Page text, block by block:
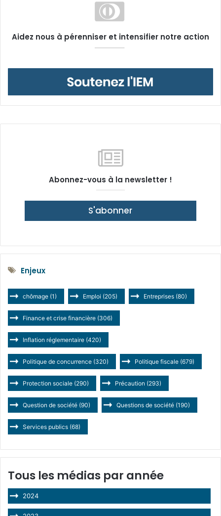
Aidez nous à pérenniser et intensifier notre action
Abonnez-vous à la newsletter !
S'abonner
Enjeux
chômage (1) Emploi (205) Entreprises (80)
Finance et crise financière (306)
Inflation réglementaire (420)
Politique de concurrence (320) Politique fiscale (679)
Protection sociale (290) Précaution (293)
Question de société (90) Questions de société (190)
Services publics (68)
Tous les médias par année
2024